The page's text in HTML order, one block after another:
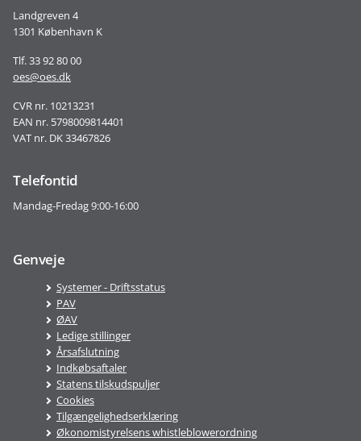
Landgreven 4
1301 København K
Tlf. 33 92 80 00
oes@oes.dk
CVR nr. 10213231
EAN nr. 5798009814401
VAT nr. DK 33467826
Telefontid
Mandag-Fredag 9:00-16:00
Genveje
Systemer - Driftsstatus
PAV
ØAV
Ledige stillinger
Årsafslutning
Indkøbsaftaler
Statens tilskudspuljer
Cookies
Tilgængelighedserklæring
Økonomistyrelsens whistleblowerordning